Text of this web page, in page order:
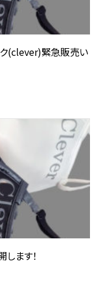
(clever)緊急販売い
ます！